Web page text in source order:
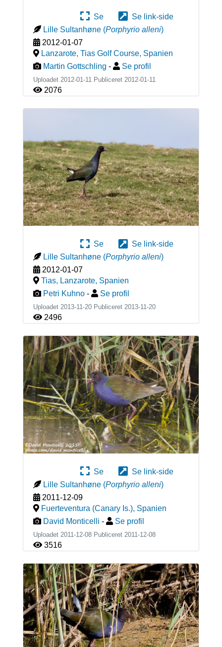
Se
Se link-side
Lille Sultanhøne (Porphyrio alleni)
2012-01-07
Lanzarote, Tias Golf Course, Spanien
Martin Gottschling - Se profil
Uploadet 2012-01-11 Publiceret 2012-01-11
2076
Se
Se link-side
Lille Sultanhøne (Porphyrio alleni)
2012-01-07
Tias, Lanzarote, Spanien
Petri Kuhno - Se profil
Uploadet 2013-11-20 Publiceret 2013-11-20
2496
Se
Se link-side
Lille Sultanhøne (Porphyrio alleni)
2011-12-09
Fuerteventura (Canary Is.), Spanien
David Monticelli - Se profil
Uploadet 2011-12-08 Publiceret 2011-12-08
3516